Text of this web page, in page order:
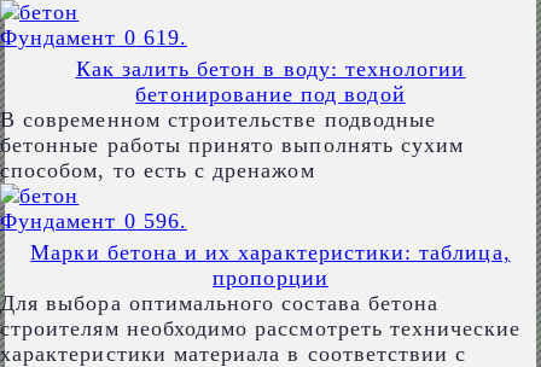
Фундамент 0 619.
Как залить бетон в воду: технологии
бетонирование под водой
В современном строительстве подводные
бетонные работы принято выполнять сухим
способом, то есть с дренажом
Фундамент 0 596.
Марки бетона и их характеристики: таблица,
пропорции
Для выбора оптимального состава бетона
строителям необходимо рассмотреть технические
характеристики материала в соответствии с